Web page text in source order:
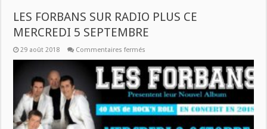
LES FORBANS SUR RADIO PLUS CE
MERCREDI 5 SEPTEMBRE
29 août 2018 Commentaires fermés
FORBANS
SUR
RADIO
PLUS
CE
MERCREDI
5